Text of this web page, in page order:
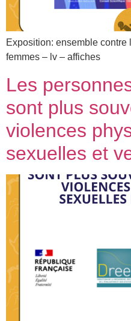
Exposition: ensemble
femmes – lv – affiches
Les
sont plus
violences
sexuelles et